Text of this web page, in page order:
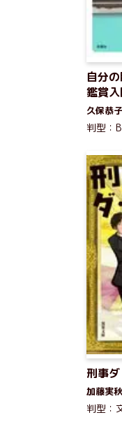
自分
鑑賞
久保恭
判型：
刑事
加藤実
判型：